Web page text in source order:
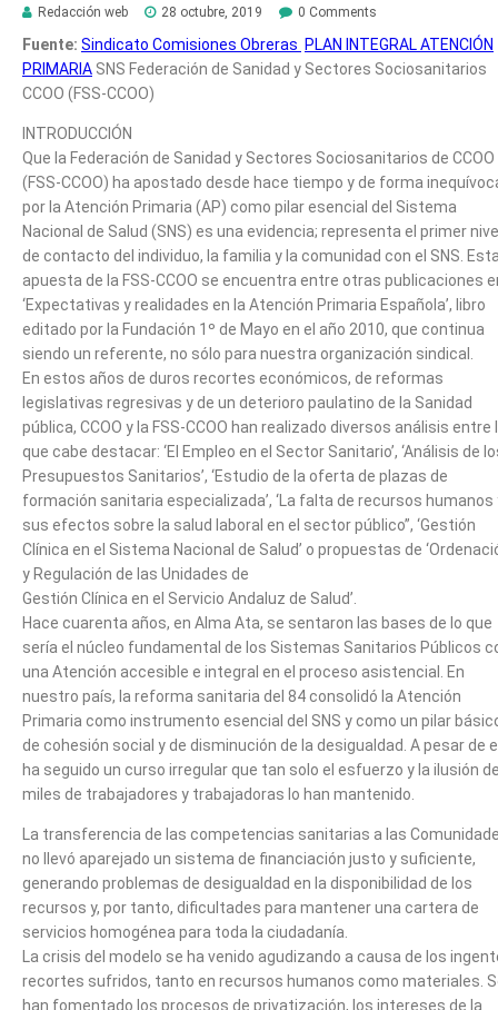
Redacción web 28 octubre, 2019 0 Comments
Fuente: Sindicato Comisiones Obreras PLAN INTEGRAL ATENCIÓN
PRIMARIA SNS Federación de Sanidad y Sectores Sociosanitarios
CCOO (FSS-CCOO)
INTRODUCCIÓN
Que la Federación de Sanidad y Sectores Sociosanitarios de CCOO
(FSS-CCOO) ha apostado desde hace tiempo y de forma
por la Atención Primaria (AP) como pilar esencial del Sistema
Nacional de Salud (SNS) es una evidencia; representa el primer
de contacto del individuo, la familia y la comunidad con el SNS.
apuesta de la FSS-CCOO se encuentra entre otras publicaciones
‘Expectativas y realidades en la Atención Primaria Española’, libro
editado por la Fundación 1º de Mayo en el año 2010, que continua
siendo un referente, no sólo para nuestra organización sindical.
En estos años de duros recortes económicos, de reformas
legislativas regresivas y de un deterioro paulatino de la Sanidad
pública, CCOO y la FSS-CCOO han realizado diversos análisis entre
que cabe destacar: ‘El Empleo en el Sector Sanitario’, ‘Análisis de
Presupuestos Sanitarios’, ‘Estudio de la oferta de plazas de
formación sanitaria especializada’, ‘La falta de recursos humanos
sus efectos sobre la salud laboral en el sector público”, ‘Gestión
Clínica en el Sistema Nacional de Salud’ o propuestas de
y Regulación de las Unidades de
Gestión Clínica en el Servicio Andaluz de Salud’.
Hace cuarenta años, en Alma Ata, se sentaron las bases de lo que
sería el núcleo fundamental de los Sistemas Sanitarios Públicos
una Atención accesible e integral en el proceso asistencial. En
nuestro país, la reforma sanitaria del 84 consolidó la Atención
Primaria como instrumento esencial del SNS y como un pilar
de cohesión social y de disminución de la desigualdad. A pesar de
ha seguido un curso irregular que tan solo el esfuerzo y la ilusión
miles de trabajadores y trabajadoras lo han mantenido.
La transferencia de las competencias sanitarias a las
no llevó aparejado un sistema de financiación justo y suficiente,
generando problemas de desigualdad en la disponibilidad de los
recursos y, por tanto, dificultades para mantener una cartera de
servicios homogénea para toda la ciudadanía.
La crisis del modelo se ha venido agudizando a causa de los
recortes sufridos, tanto en recursos humanos como materiales.
han fomentado los procesos de privatización, los intereses de la